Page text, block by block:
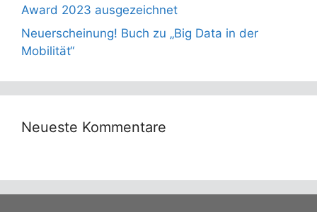
Award 2023 ausgezeichnet
Neuerscheinung! Buch zu „Big Data in der
Mobilität“
Neueste Kommentare